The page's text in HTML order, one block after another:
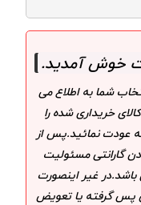
خوش آمدید.
شما به اطلاع می
خریداری شده را
عودت نمائید.پس از
گارانتی مسئولیت
باشد.در غیر اینصورت
پس گرفته یا تعویض